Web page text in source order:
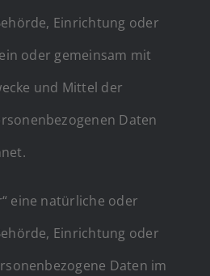
Einrichtung oder
oder gemeinsam mit
und Mittel der
Daten
eine natürliche oder
Einrichtung oder
Daten im